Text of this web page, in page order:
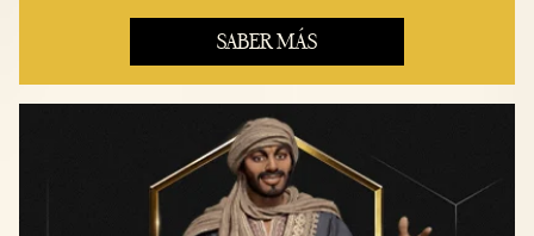
SABER MÁS